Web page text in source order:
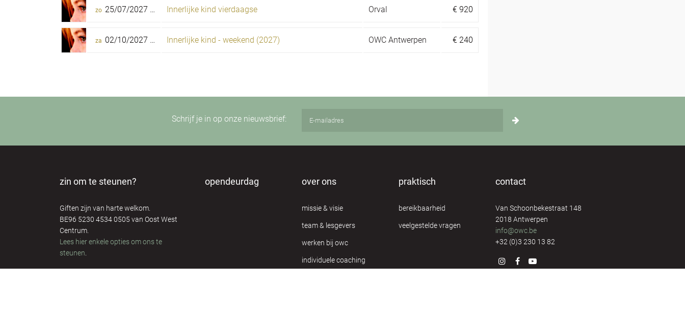
zo 25/07/2027 - 29/07/2027
Innerlijke kind vierdaagse Orval € 920
za 02/10/2027 - 03/10/2027
Innerlijke kind - weekend (2027) OWC Antwerpen € 240
Els Van Daele
Freija Wouters
George van Elst
Greet Brutsaert 8
Schrijf je in op onze nieuwsbrief:
zin om te steunen?
Giften zijn van harte welkom.
BE96 5230 4534 0505 van Oost West
Centrum.
Lees hier enkele opties om ons te
steunen
opendeurdag over ons
missie & visie
team & lesgevers
werken bij owc
individuele coaching
praktisch
bereikbaarheid
veelgestelde vragen
contact
Van Schoonbekestraat 148
2018 Antwerpen
info@owc.be
+32 (0)3 230 13 82